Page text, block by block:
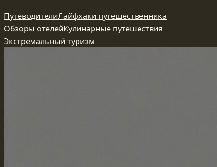
к
содержимому
ПутеводителиЛайфхаки путешественника
Обзоры отелейКулинарные путешествия
Экстремальный туризм